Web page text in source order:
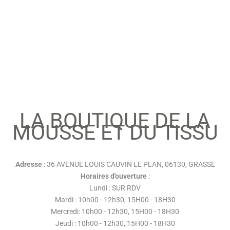
LA BOUTIQUE DE LA
MOUSSE ET DU TISSU
Adresse : 36 AVENUE LOUIS CAUVIN LE PLAN, 06130, GRASSE
Horaires d'ouverture :
Lundi : SUR RDV
Mardi : 10h00 - 12h30, 15H00 - 18H30
Mercredi: 10h00 - 12h30, 15H00 - 18H30
Jeudi : 10h00 - 12h30, 15H00 - 18H30